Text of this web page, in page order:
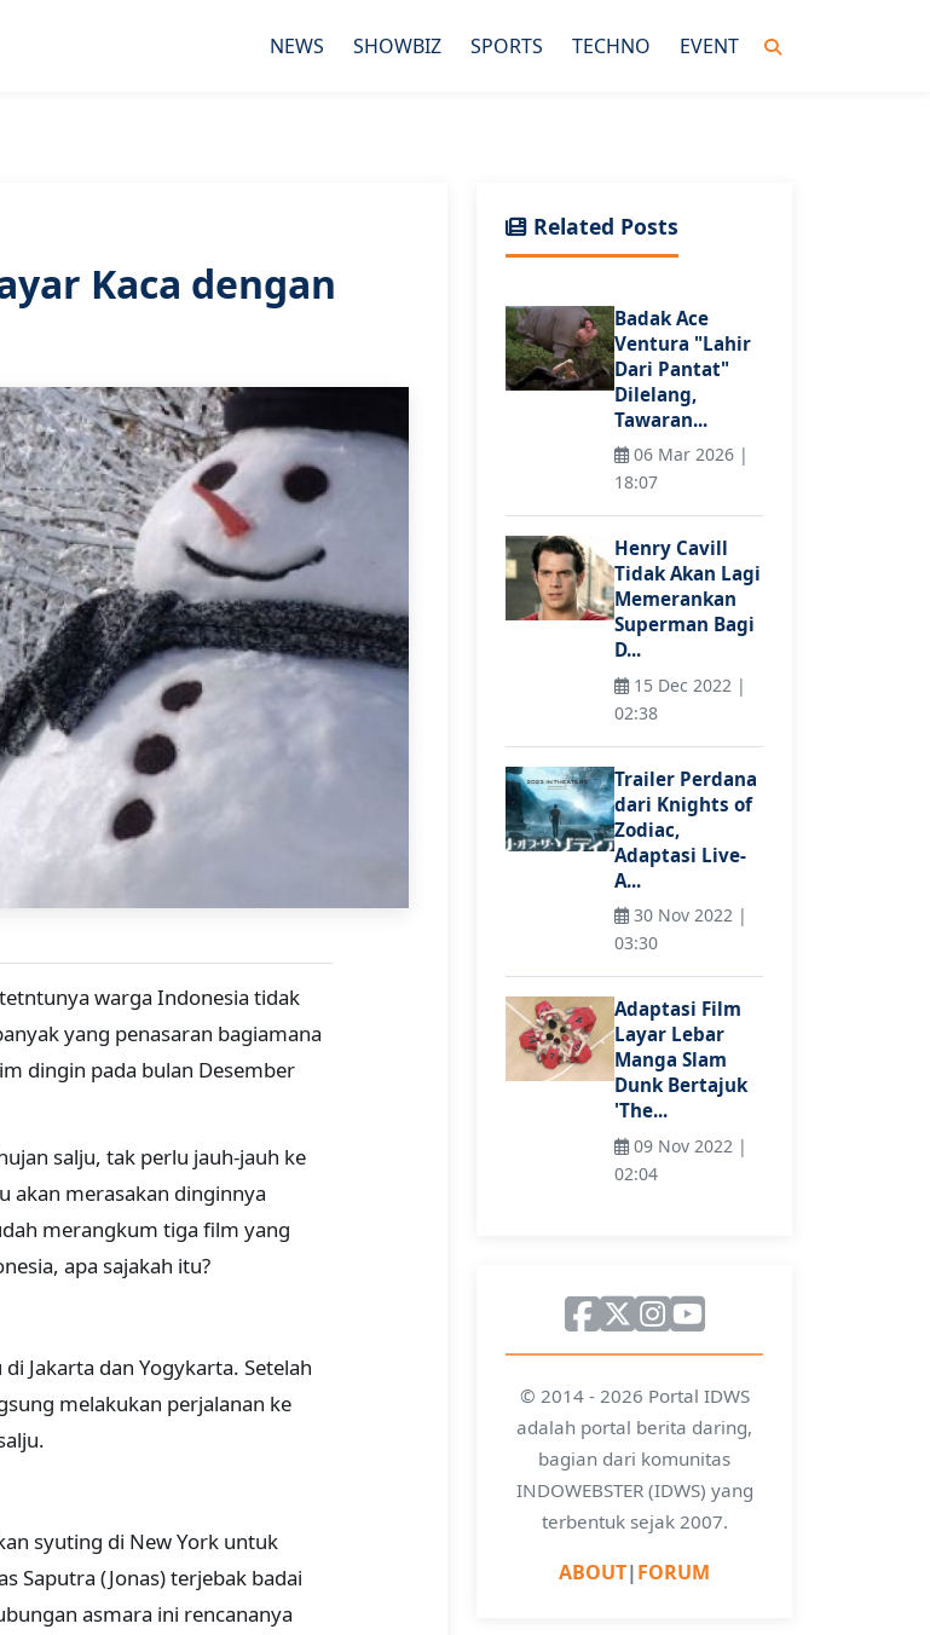
NEWS SHOWBIZ SPORTS TECHNO EVENT
Kaca dengan
warga Indonesia tidak
yang penasaran bagiamana
dingin pada bulan Desember
salju, tak perlu jauh-jauh ke
akan merasakan dinginnya
merangkum tiga film yang
apa sajakah itu?
Jakarta dan Yogykarta. Setelah
melakukan perjalanan ke
syuting di New York untuk
Saputra (Jonas) terjebak badai
asmara ini rencananya
Related Posts
Badak Ace
Ventura "Lahir
Dari Pantat"
Dilelang,
Tawaran...
06 Mar 2026 |
18:07
Henry Cavill
Tidak Akan Lagi
Memerankan
Superman Bagi
D...
15 Dec 2022 |
02:38
Trailer Perdana
dari Knights of
Zodiac,
Adaptasi Live-
A...
30 Nov 2022 |
03:30
Adaptasi Film
Layar Lebar
Manga Slam
Dunk Bertajuk
'The...
09 Nov 2022 |
02:04
© 2014 - 2026 Portal IDWS
adalah portal berita daring,
bagian dari komunitas
INDOWEBSTER (IDWS) yang
terbentuk sejak 2007.
ABOUT|FORUM